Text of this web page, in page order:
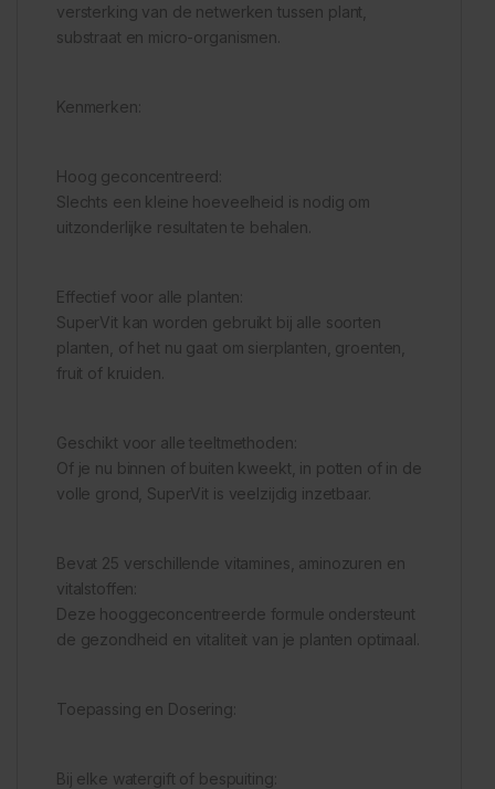
versterking van de netwerken tussen plant,
substraat en micro-organismen.
Kenmerken:
Hoog geconcentreerd:
Slechts een kleine hoeveelheid is nodig om
uitzonderlijke resultaten te behalen.
Effectief voor alle planten:
SuperVit kan worden gebruikt bij alle soorten
planten, of het nu gaat om sierplanten, groenten,
fruit of kruiden.
Geschikt voor alle teeltmethoden:
Of je nu binnen of buiten kweekt, in potten of in de
volle grond, SuperVit is veelzijdig inzetbaar.
Bevat 25 verschillende vitamines, aminozuren en
vitalstoffen:
Deze hooggeconcentreerde formule ondersteunt
de gezondheid en vitaliteit van je planten optimaal.
Toepassing en Dosering:
Bij elke watergift of bespuiting: